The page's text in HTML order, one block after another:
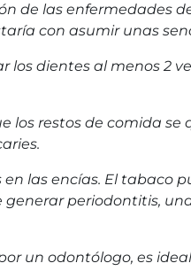
de las enfermedades
con asumir unas
dientes al menos 2
los restos de comida
las encías. El tabaco
generar periodontitis,
un odontólogo, es